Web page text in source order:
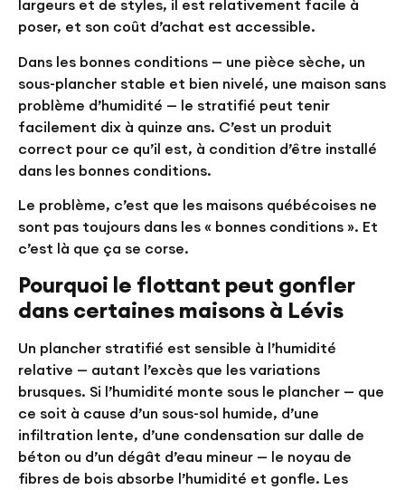
largeurs et de styles, il est relativement facile à
poser, et son coût d’achat est accessible.
Dans les bonnes conditions — une pièce sèche, un
sous-plancher stable et bien nivelé, une maison sans
problème d’humidité — le stratifié peut tenir
facilement dix à quinze ans. C’est un produit
correct pour ce qu’il est, à condition d’être installé
dans les bonnes conditions.
Le problème, c’est que les maisons québécoises ne
sont pas toujours dans les « bonnes conditions ». Et
c’est là que ça se corse.
Pourquoi le flottant peut gonfler
dans certaines maisons à Lévis
Un plancher stratifié est sensible à l’humidité
relative — autant l’excès que les variations
brusques. Si l’humidité monte sous le plancher — que
ce soit à cause d’un sous-sol humide, d’une
infiltration lente, d’une condensation sur dalle de
béton ou d’un dégât d’eau mineur — le noyau de
fibres de bois absorbe l’humidité et gonfle. Les